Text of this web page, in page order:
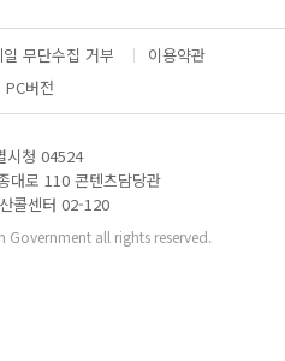
서
다
운
드
일 무단수집 거부
이용약관
PC버전
시청 04524
대로 110 콘텐츠담당관
콜센터 02-120
all rights reserved.